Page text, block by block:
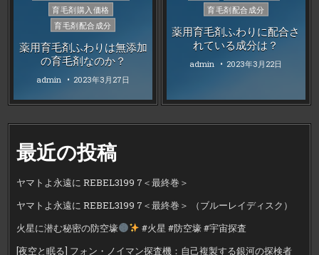
育毛剤購入価格
育毛剤配合成分
薬用育毛剤ふわりは無添加
の育毛剤なのか？
admin 2023年3月27日
育毛剤配合成分
薬用育毛剤ふわりに配合さ
れている成分は？
admin 2023年3月22日
最近の投稿
ヤマトよ永遠に REBEL3199 7＜最終巻＞
ヤマトよ永遠に REBEL3199 7＜最終巻＞ （ブルーレイディスク）
火星に潜む秘密の防空壕
#火星 #防空壕 #宇宙探査
[夜空と眠る] フォン・ノイマン探査機：自己複製する銀河の探検者